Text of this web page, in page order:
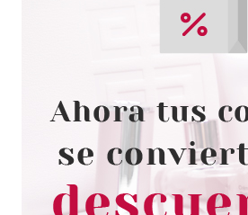
TRUSSARDI
TRUSSARDI DONNA
Pvr 59.40€
-37%
desde